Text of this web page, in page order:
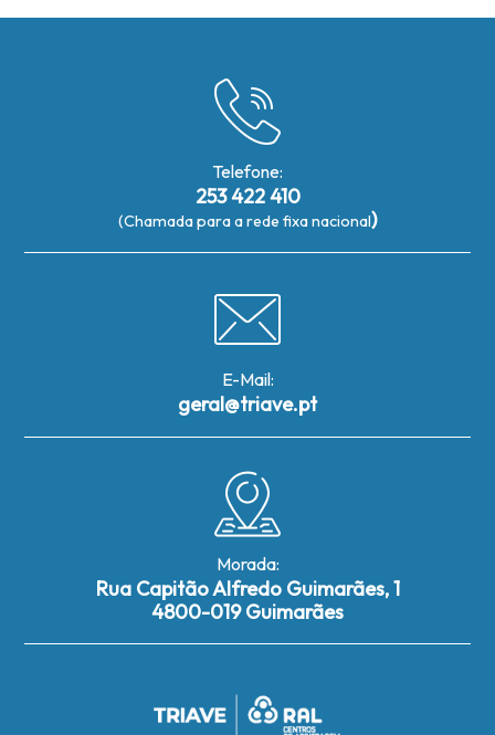
Telefone:
253 422 410
(Chamada para a rede fixa nacional)
E-Mail:
geral@triave.pt
Morada:
Rua Capitão Alfredo Guimarães, 1
4800-019 Guimarães